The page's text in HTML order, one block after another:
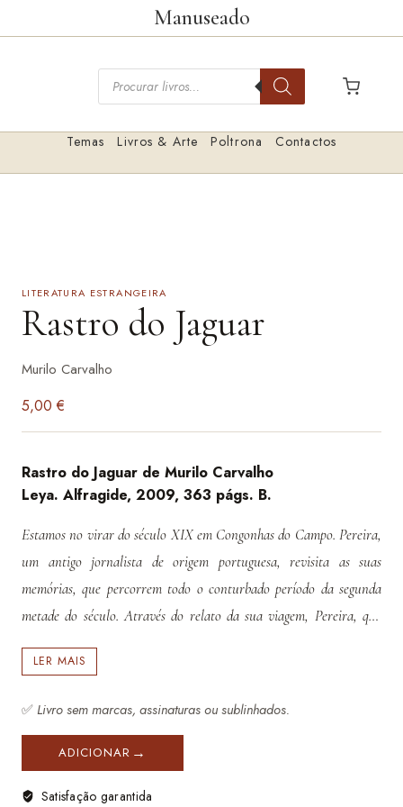
para
Manuseado
Pesquisar
livros
Temas Livros & Arte Poltrona Contactos
LITERATURA ESTRANGEIRA
Rastro do Jaguar
Murilo Carvalho
5,00€
Rastro do Jaguar de Murilo Carvalho
Leya. Alfragide, 2009, 363 págs. B.
Estamos no virar do século XIX em Congonhas do Campo. Pereira,
um antigo jornalista de origem portuguesa, revisita as suas
memórias, que percorrem todo o conturbado período da segunda
metade do século. Através do relato da sua viagem, Pereira, que
nos a conhecer o Brasil em guerra com o vizinho Paraguai, no
e Pierre, será o momento decisivo das suas vidas. É também a
LER MAIS
✅Livro sem marcas, assinaturas ou sublinhados.
ADICIONAR
Satisfação garantida